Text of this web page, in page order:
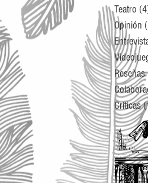
Teatro
Opinión
Reseñas
Críticas